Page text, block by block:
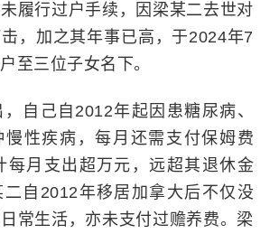
履行过户手续，因梁某二去世对
，加之其年事已高，于2024年7
至三位子女名下。
，自己自2012年起因患糖尿病、
慢性疾病，每月还需支付保姆费
每月支出超万元，远超其退休金
二自2012年移居加拿大后不仅没
常生活，亦未支付过赡养费。梁